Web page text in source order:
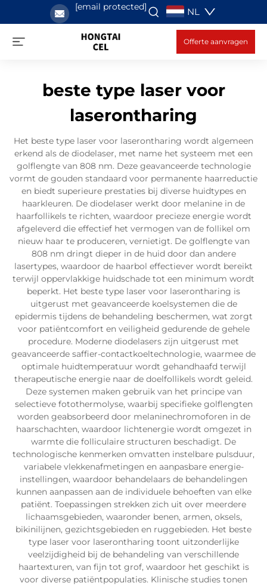
[email protected] NL
Offerte aanvragen
beste type laser voor
laserontharing
Het beste type laser voor laserontharing wordt algemeen
erkend als de diodelaser, met name het systeem met een
golflengte van 808 nm. Deze geavanceerde technologie
vormt de gouden standaard voor permanente haarreductie
en biedt superieure prestaties bij diverse huidtypes en
haarkleuren. De diodelaser werkt door melanine in de
haarfollikels te richten, waardoor precieze energie wordt
afgeleverd die effectief het vermogen van de follikel om
nieuw haar te produceren, vernietigt. De golflengte van
808 nm dringt dieper in de huid door dan andere
lasertypes, waardoor de haarbol effectiever wordt bereikt
terwijl oppervlakkige huidschade tot een minimum wordt
beperkt. Het beste type laser voor laserontharing is
uitgerust met geavanceerde koelsystemen die de
epidermis tijdens de behandeling beschermen, wat zorgt
voor patiëntcomfort en veiligheid gedurende de gehele
procedure. Moderne diodelasers zijn uitgerust met
geavanceerde saffier-contactkoeltechnologie, waarmee de
optimale huidtemperatuur wordt gehandhaafd terwijl
therapeutische energie naar de doelfollikels wordt geleid.
Deze systemen maken gebruik van het principe van
selectieve fotothermolyse, waarbij specifieke golflengten
worden geabsorbeerd door melaninechromoforen in de
haarschachten, waardoor lichtenergie wordt omgezet in
warmte die folliculaire structuren beschadigt. De
technologische kenmerken omvatten instelbare pulsduur,
variabele vlekkenafmetingen en aanpasbare energie-
instellingen, waardoor behandelaars de behandelingen
kunnen aanpassen aan de individuele behoeften van elke
patiënt. Toepassingen strekken zich uit over meerdere
lichaamsgebieden, waaronder benen, armen, oksels,
bikinilijnen, gezichtsgebieden en ruggebieden. Het beste
type laser voor laserontharing toont uitzonderlijke
veelzijdigheid bij de behandeling van verschillende
haartexturen, van fijn tot grof, waardoor het geschikt is
voor diverse patiëntpopulaties. Klinische studies tonen